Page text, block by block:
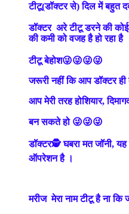
टीटू(डॉक्टर से) दिल में बहुत
डॉक्टर अरे टीटू डरने की
की कमी को वजह है हो रहा है
टीटू बेहोश😜😜😜😜
जरूरी नहीं कि आप डॉक्टर ही
आप मेरी तरह होशियार,
बन सकते हो 😜😜😜
डॉक्टर🕵️ घबरा मत जॉनी,
ऑपरेशन है ।
मरीज मेरा नाम टीटू है ना कि